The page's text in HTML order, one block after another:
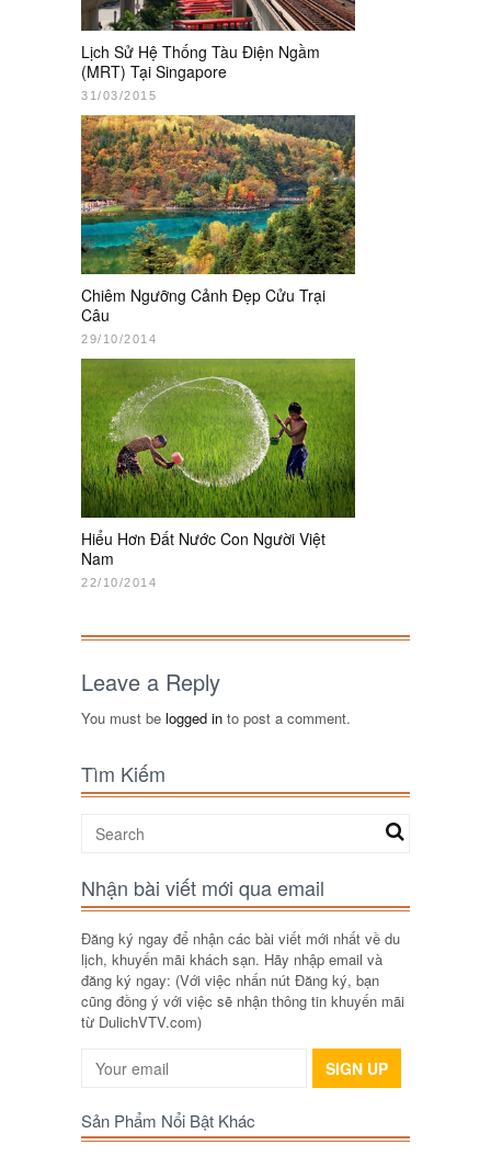
Lịch Sử Hệ Thống Tàu Điện Ngầm
(MRT) Tại Singapore
31/03/2015
Chiêm Ngưỡng Cảnh Đẹp Cửu Trại
Câu
29/10/2014
Hiểu Hơn Đất Nước Con Người Việt
Nam
22/10/2014
Leave a Reply
You must be logged in to post a comment.
Tìm Kiếm
Nhận bài viết mới qua email
Đăng ký ngay để nhận các bài viết mới nhất về du
lịch, khuyến mãi khách sạn. Hãy nhập email và
đăng ký ngay: (Với việc nhấn nút Đăng ký, bạn
cũng đồng ý với việc sẽ nhận thông tin khuyến mãi
từ DulichVTV.com)
SIGN UP
Sản Phẩm Nổi Bật Khác